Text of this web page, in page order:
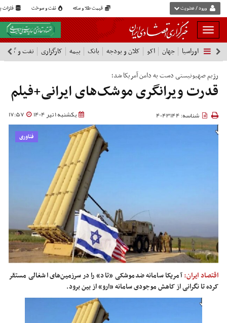
قیمت طلا و سکه نفت و سوخت فلزات ورود / عضویت
بار
و
بسته
نمودن
فهرست
اوراسیا جهان اکو کلان و بودجه بانک بیمه کارگزاری نفت و گاز
رژیم صهیونیستی دست به دامن آمریکا شد؛
قدرت ویرانگری موشک‌های ایرانی+فیلم
یکشنبه 1 تیر 1404 17:57 شناسه: 4043144
فناوری
اقتصاد ایران:آمریکا سامانه ضدموشکی «تاد» را در سرزمین‌های اشغالی مستقر
کرده تا نگرانی از کاهش موجودی سامانه «ارو» از بین برود.